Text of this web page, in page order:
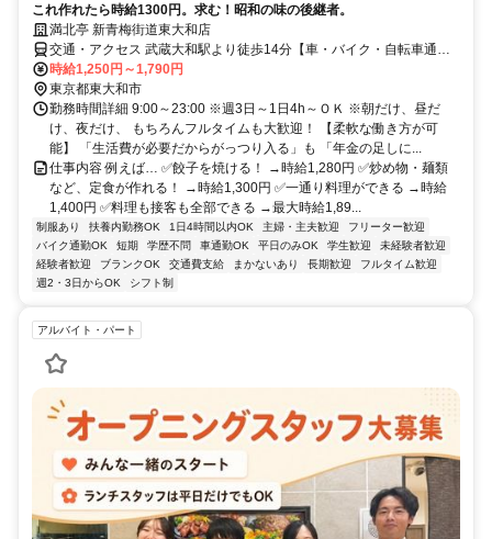
これ作れたら時給1300円。求む！昭和の味の後継者。
満北亭 新青梅街道東大和店
交通・アクセス 武蔵大和駅より徒歩14分【車・バイク・自転車通勤
可能】
時給1,250円～1,790円
東京都東大和市
勤務時間詳細 9:00～23:00 ※週3日～1日4h～ＯＫ ※朝だけ、昼だ
け、夜だけ、 もちろんフルタイムも大歓迎！ 【柔軟な働き方が可
能】 「生活費が必要だからがっつり入る」も 「年金の足しに...
仕事内容 例えば… ✅餃子を焼ける！ →時給1,280円 ✅炒め物・麺類
など、定食が作れる！ →時給1,300円 ✅一通り料理ができる →時給
1,400円 ✅料理も接客も全部できる →最大時給1,89...
制服あり 扶養内勤務OK 1日4時間以内OK 主婦・主夫歓迎
フリーター歓迎
バイク通勤OK
短期 学歴不問 車通勤OK 平日のみOK 学生歓迎
未経験者歓迎
経験者歓迎
ブランクOK 交通費支給 まかないあり 長期歓迎
フルタイム歓迎
週2・3日からOK
シフト制
アルバイト・パート